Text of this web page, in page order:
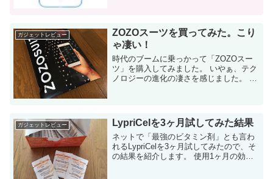
ガジェットレビュー
ZOZOスーツを買ってみた。こり
ゃ凄い！
時代のブームに乗っかって「ZOZOスー
ツ」を購入してみました。 いやぁ、テク
ノロジーの進化の凄さを感じました。 単
ガジェットレビュー LypriCelを3ヶ月試してみた結果
ネットで「最強のビタミン剤」とも言わ
れるLypriCelを3ヶ月試してみたので、そ
の結果を紹介します。 使用1ヶ月の効果